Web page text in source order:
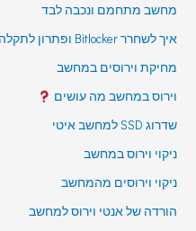
מחשב מתחמם ונכבה לבד
איך לשחרר Bitlocker ופתרון לתקלה
מחיקת וירוסים במחשב
וירוס במחשב מה עושים
שדרוג SSD למחשב איטי
ניקוי וירוס במחשב
ניקוי וירוסים מהמחשב
הורדה של אנטי וירוס למחשב